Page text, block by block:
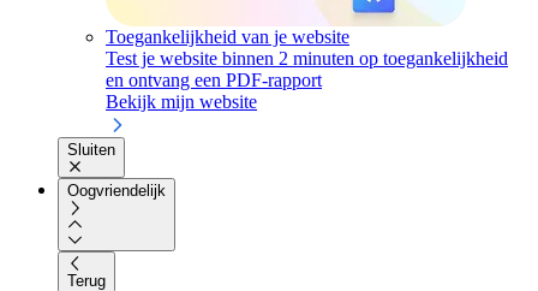
Toegankelijkheid van je website
Test je website binnen 2 minuten op toegankelijkheid
en ontvang een PDF-rapport
Bekijk mijn website
Sluiten
Oogvriendelijk
Terug